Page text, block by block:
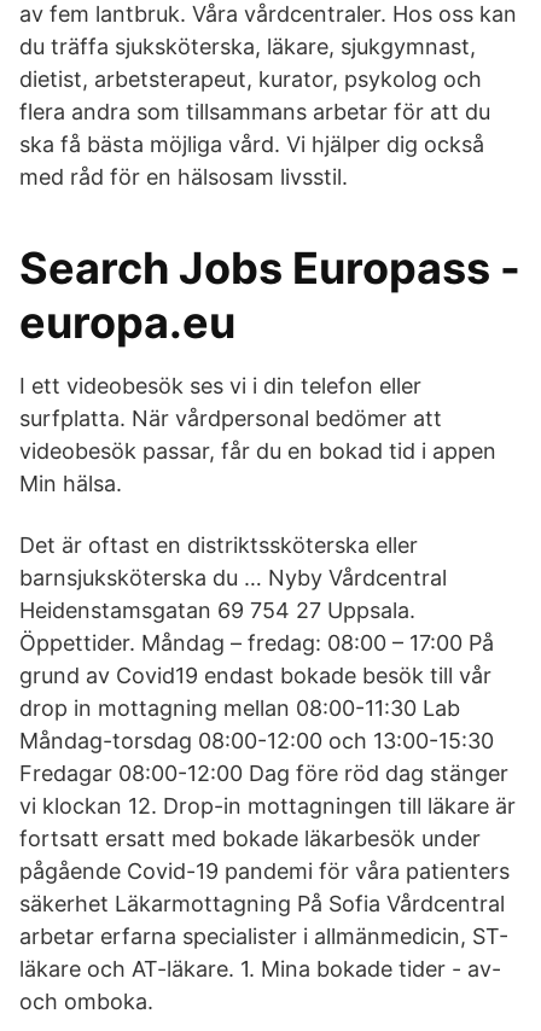
av fem lantbruk. Våra vårdcentraler. Hos oss kan
du träffa sjuksköterska, läkare, sjukgymnast,
dietist, arbetsterapeut, kurator, psykolog och
flera andra som tillsammans arbetar för att du
ska få bästa möjliga vård. Vi hjälper dig också
med råd för en hälsosam livsstil.
Search Jobs Europass -
europa.eu
I ett videobesök ses vi i din telefon eller
surfplatta. När vårdpersonal bedömer att
videobesök passar, får du en bokad tid i appen
Min hälsa.
Det är oftast en distriktssköterska eller
barnsjuksköterska du … Nyby Vårdcentral
Heidenstamsgatan 69 754 27 Uppsala.
Öppettider. Måndag – fredag: 08:00 – 17:00 På
grund av Covid19 endast bokade besök till vår
drop in mottagning mellan 08:00-11:30 Lab
Måndag-torsdag 08:00-12:00 och 13:00-15:30
Fredagar 08:00-12:00 Dag före röd dag stänger
vi klockan 12. Drop-in mottagningen till läkare är
fortsatt ersatt med bokade läkarbesök under
pågående Covid-19 pandemi för våra patienters
säkerhet Läkarmottagning På Sofia Vårdcentral
arbetar erfarna specialister i allmänmedicin, ST-
läkare och AT-läkare. 1. Mina bokade tider - av-
och omboka.